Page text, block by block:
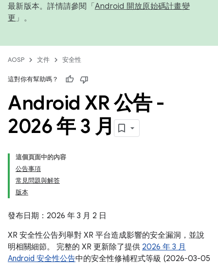
最新版本。詳情請參閱「 Android 開放原始碼計畫變
更 」。
AOSP 文件 安全性
這對你有幫助嗎？
Android XR 公告 -
2026 年 3 月
這個頁面中的內容
公告事項
常見問題與解答
版本
發布日期：2026 年 3 月 2 日
XR 安全性公告列舉對 XR 平台造成影響的安全漏洞，並說
明相關細節。 完整的 XR 更新除了提供 2026 年 3 月
Android 安全性公告中的安全性修補程式等級 (2026-03-05